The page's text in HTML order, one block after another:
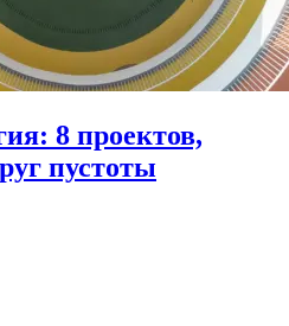
8 проектов,
пустоты